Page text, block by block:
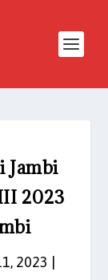
Jambi
2023
2023